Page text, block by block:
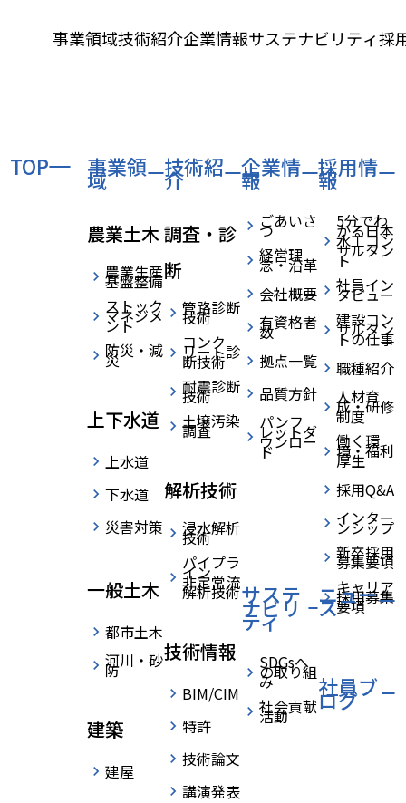
事業領域技術紹介企業情報サステナビリティ採
TOP 事業領
域
農業土木
農業生産
基盤整備
ストック
マネジメ
ント
防災・減
災
上下水道
上水道
下水道
災害対策
一般土木
都市土木
河川・砂
防
建築
建屋
技術紹
介
調査・診
断
管路診断
技術
コンク
リート診
断技術
耐震診断
技術
土壌汚染
調査
解析技術
浸水解析
技術
パイプラ
イン
非定常流
解析技術
技術情報
BIM/CIM
特許
技術論文
講演発表
企業情
報
ごあいさ
つ
経営理
念・沿革
会社概要
有資格者
数
拠点一覧
品質方針
パンフ
レットダ
ウンロー
ド
サステ
ナビリ
ティ
SDGsへ
の取り組
み
社会貢献
活動
採用情
報
5分でわ
かる日本
水工コン
サルタン
ト
社員イン
タビュー
建設コン
サルタン
トの仕事
職種紹介
人材育
成・研修
制度
働く環
境・福利
厚生
採用Q&A
インター
ンシップ
新卒採用
募集要項
キャリア
採用募集
要項
ニュー
ス
社員ブ
ログ
homeHOME ニュース›表彰・受賞
能登半島地震における復旧協力に対し農林水産大臣感謝状を受賞しました。
2025.05.16 表彰・受賞
能登半島地
震における
復旧協力に
対し農林水
産大臣感謝
状を受賞し
ました。